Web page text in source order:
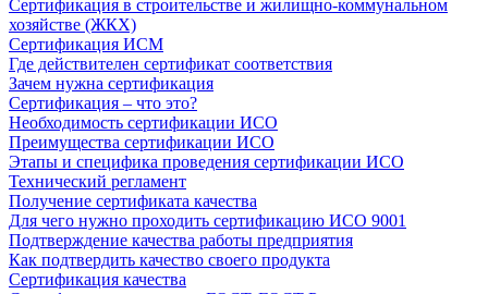
Сертификация в строительстве и жилищно-коммунальном
хозяйстве (ЖКХ)
Сертификация ИСМ
Где действителен сертификат соответствия
Зачем нужна сертификация
Сертификация – что это?
Необходимость сертификации ИСО
Преимущества сертификации ИСО
Этапы и специфика проведения сертификации ИСО
Технический регламент
Получение сертификата качества
Для чего нужно проходить сертификацию ИСО 9001
Подтверждение качества работы предприятия
Как подтвердить качество своего продукта
Сертификация качества